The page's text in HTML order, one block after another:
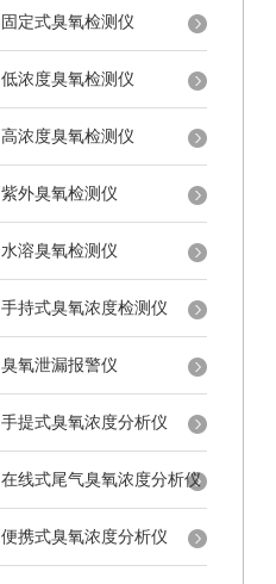
固定式臭氧检测仪
低浓度臭氧检测仪
高浓度臭氧检测仪
紫外臭氧检测仪
水溶臭氧检测仪
手持式臭氧浓度检测仪
臭氧泄漏报警仪
手提式臭氧浓度分析仪
在线式尾气臭氧浓度分析仪
便携式臭氧浓度分析仪